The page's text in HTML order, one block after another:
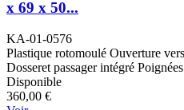
x 69 x 50...
KA-01-0576
Plastique rotomoulé Ouverture
Dosseret passager intégré
Disponible
360,00 €